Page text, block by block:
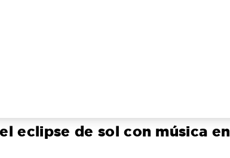
eclipse de sol con música en